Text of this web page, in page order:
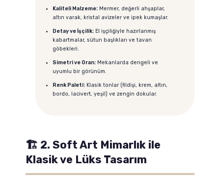
Kaliteli Malzeme: Mermer, değerli ahşaplar,
altın varak, kristal avizeler ve ipek kumaşlar.
Detay ve İşçilik: El işçiliğiyle hazırlanmış
kabartmalar, sütun başlıkları ve tavan
göbekleri.
Simetri ve Oran: Mekanlarda dengeli ve
uyumlu bir görünüm.
Renk Paleti: Klasik tonlar (fildişi, krem, altın,
bordo, lacivert, yeşil) ve zengin dokular.
🏗️ 2. Soft Art Mimarlık ile
Klasik ve Lüks Tasarım